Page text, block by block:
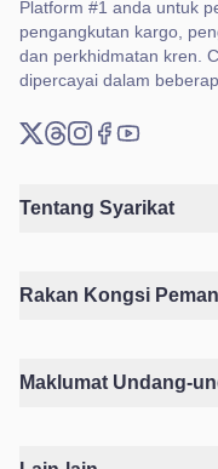
Platform #1 anda untuk
pengangkutan kargo,
dan perkhidmatan kren.
dipercayai dalam
Tentang Syarikat
Rakan Kongsi
Maklumat Undang-